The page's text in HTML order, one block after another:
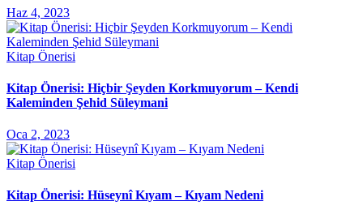
Haz 4, 2023
Kitap Önerisi
Kitap Önerisi: Hiçbir Şeyden Korkmuyorum – Kendi
Kaleminden Şehid Süleymani
Oca 2, 2023
Kitap Önerisi
Kitap Önerisi: Hüseynî Kıyam – Kıyam Nedeni